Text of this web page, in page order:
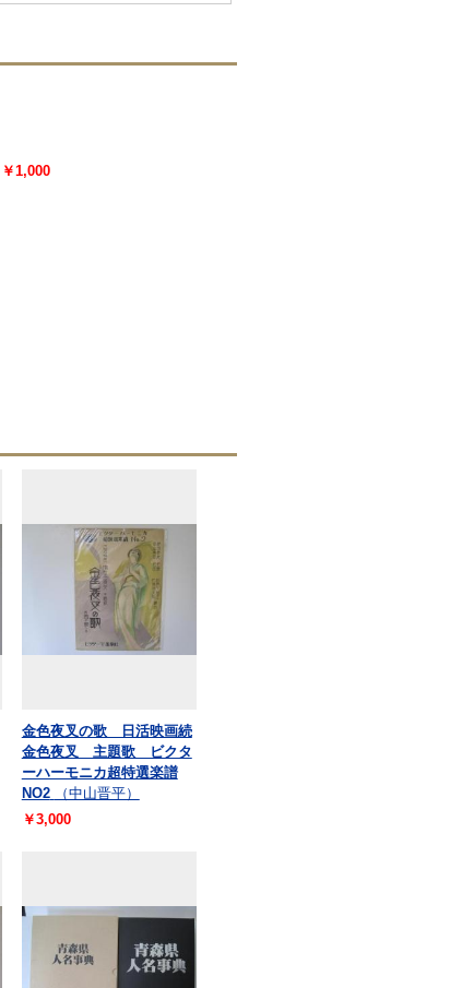
￥1,000
金色夜叉の歌 日活映画続
金色夜叉 主題歌 ビクタ
ーハーモニカ超特選楽譜
NO2
（中山晋平）
￥3,000